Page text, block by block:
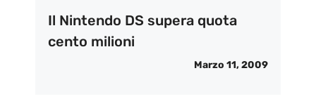
Il Nintendo DS supera quota
cento milioni
Marzo 11, 2009